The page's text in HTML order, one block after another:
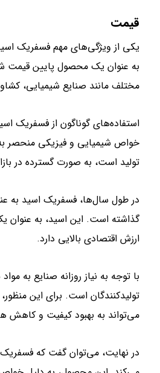
قیمت
یکی از ویژگی‌های مهم فسفریک
به عنوان یک محصول پایین قیمت
مختلف مانند صنایع شیمیایی،
استفاده‌های گوناگون از فسفریک
خواص شیمیایی و فیزیکی منحصر به
تولید است، به صورت گسترده در
در طول سال‌ها، فسفریک اسید به
گذاشته است. این اسید، به عنوان
ارزش اقتصادی بالایی دارد.
با توجه به نیاز روزانه صنایع به
تولیدکنندگان است. برای این
می‌تواند به بهبود کیفیت و کاهش
در نهایت، می‌توان گفت که